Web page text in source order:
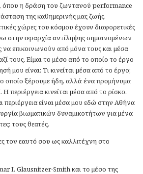
όπου η δράση του ζωντανού performance
της καθημερινής μας ζωής.
χώρες του κόσμου έχουν διαφορετικές
στην ιεραρχία αντίληψης σημαινομένων
να επικοινωνούν από μόνα τους και μέσα
τους. Είμαι το μέσο από το οποίο το έργο
μου είναι: Τι κινείται μέσα από το έργο;
οποίο ξέρουμε ήδη, αλλά ένα προμήνυμα
Η περιέργεια κινείται μέσα από το ρίσκο.
περιέργεια είναι μέσα μου εδώ στην Αθήνα
βιωματικών δυναμικοτήτων για μένα
τους θεατές.
τον εαυτό σου ως καλλιτέχνη στο
I. Glausnitzer-Smith και το μέσo της